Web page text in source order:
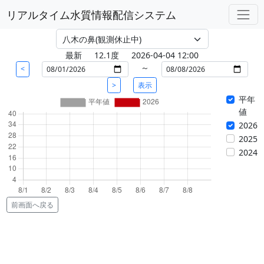
リアルタイム水質情報配信システム
最新 12.1度 2026-04-04 12:00
< ～
> 表示
前画面へ戻る
平年
値
2026
2025
2024